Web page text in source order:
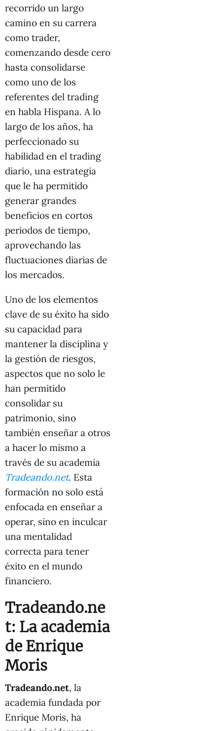
recorrido un largo
camino en su carrera
como trader,
comenzando desde cero
hasta consolidarse
como uno de los
referentes del trading
en habla Hispana. A lo
largo de los años, ha
perfeccionado su
habilidad en el trading
diario, una estrategia
que le ha permitido
generar grandes
beneficios en cortos
periodos de tiempo,
aprovechando las
fluctuaciones diarias de
los mercados.
Uno de los elementos
clave de su éxito ha sido
su capacidad para
mantener la disciplina y
la gestión de riesgos,
aspectos que no solo le
han permitido
consolidar su
patrimonio, sino
también enseñar a otros
a hacer lo mismo a
través de su academia
Tradeando.net. Esta
formación no solo está
enfocada en enseñar a
operar, sino en inculcar
una mentalidad
correcta para tener
éxito en el mundo
financiero.
Tradeando.ne
t: La academia
de Enrique
Moris
Tradeando.net, la
academia fundada por
Enrique Moris, ha